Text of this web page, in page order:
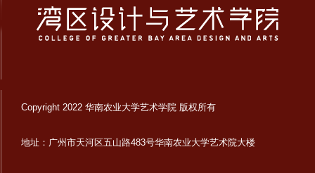
Copyright 2022 华南农业大学艺术学院 版权所有
地址：广州市天河区五山路483号华南农业大学艺术院大楼